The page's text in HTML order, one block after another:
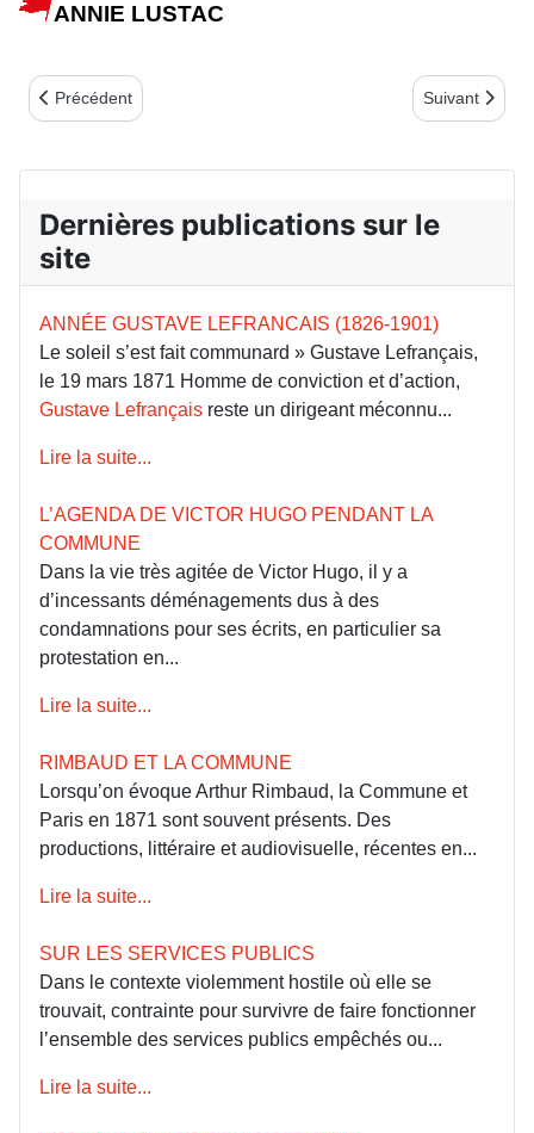
ANNIE LUSTAC
Article précédent : EUGÈNE POTTIER QUAND VIENDRA-T-ELLE
Précédent Article suivant
Suivant
Dernières publications sur le
site
ANNÉE GUSTAVE LEFRANCAIS (1826-1901)
Le soleil s’est fait communard » Gustave Lefrançais,
le 19 mars 1871 Homme de conviction et d’action,
Gustave Lefrançais reste un dirigeant méconnu...
Lire la suite...
L’AGENDA DE VICTOR HUGO PENDANT LA
COMMUNE
Dans la vie très agitée de Victor Hugo, il y a
d’incessants déménagements dus à des
condamnations pour ses écrits, en particulier sa
protestation en...
Lire la suite...
RIMBAUD ET LA COMMUNE
Lorsqu’on évoque Arthur Rimbaud, la Commune et
Paris en 1871 sont souvent présents. Des
productions, littéraire et audiovisuelle, récentes en...
Lire la suite...
SUR LES SERVICES PUBLICS
Dans le contexte violemment hostile où elle se
trouvait, contrainte pour survivre de faire fonctionner
l’ensemble des services publics empêchés ou...
Lire la suite...